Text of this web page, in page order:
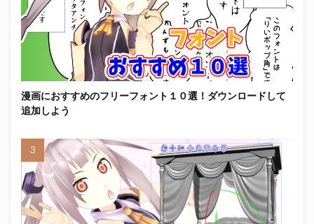
漫画におすすめのフリーフォント１０選！ダウンロードして
追加しよう